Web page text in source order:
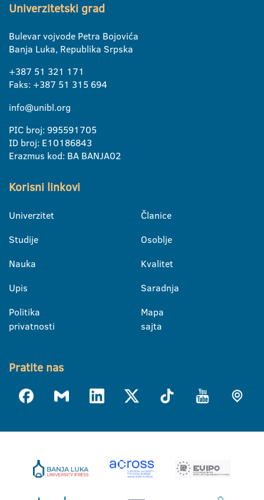
Univerzitetski grad
Bulevar vojvode Petra Bojovića
Banja Luka, Republika Srpska
+387 51 321 171
Faks: +387 51 315 694
info@unibl.org
PIC broj: 995591705
ID broj: E10186843
Erazmus kod: BA BANJA02
Korisni linkovi
Univerzitet
Studije
Nauka
Upis
Politika
privatnosti
Članice
Osoblje
Kvalitet
Saradnja
Mapa
sajta
Pratite nas